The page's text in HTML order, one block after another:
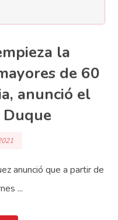
la
de 60
anunció el
anunció que a partir de
...